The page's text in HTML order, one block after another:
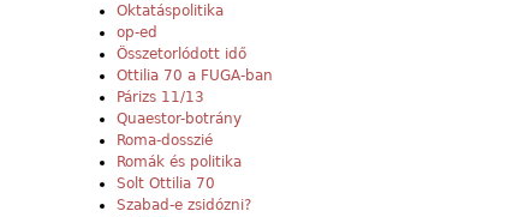
Oktatáspolitika
op-ed
Összetorlódott idő
Ottilia 70 a FUGA-ban
Párizs 11/13
Quaestor-botrány
Roma-dosszié
Romák és politika
Solt Ottilia 70
Szabad-e zsidózni?